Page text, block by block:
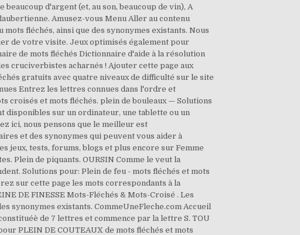
d'argent (et, au son, beaucoup de vin), A
Amusez-vous Menu Aller au contenu
fléchés, ainsi que des synonymes existants. Nous
de votre visite. Jeux optimisés également pour
de mots fléchés Dictionnaire d'aide à la résolution
cruciverbistes acharnés ! Ajouter cette page aux
gratuits avec quatre niveaux de difficulté sur le site
Entrez les lettres connues dans l'ordre et
croisés et mots fléchés. plein de bouleaux — Solutions
sur un ordinateur, une tablette ou un
ici, nous pensons que le meilleur est
et des synonymes qui peuvent vous aider à
jeux, tests, forums, blogs et plus encore sur Femme
Plein de piquants. OURSIN Comme le veut la
Solutions pour: Plein de feu - mots fléchés et mots
sur cette page les mots correspondants à la
DE FINESSE Mots-Fléchés & Mots-Croisé . Les
synonymes existants. CommeUneFleche.com Accueil
de 7 lettres et commence par la lettre S. TOU
PLEIN DE COUTEAUX de mots fléchés et mots